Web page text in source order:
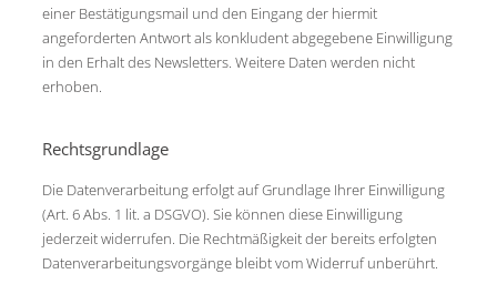
einer Bestätigungsmail und den Eingang der hiermit
angeforderten Antwort als konkludent abgegebene Einwilligung
in den Erhalt des Newsletters. Weitere Daten werden nicht
erhoben.
Rechtsgrundlage
Die Datenverarbeitung erfolgt auf Grundlage Ihrer Einwilligung
(Art. 6 Abs. 1 lit. a DSGVO). Sie können diese Einwilligung
jederzeit widerrufen. Die Rechtmäßigkeit der bereits erfolgten
Datenverarbeitungsvorgänge bleibt vom Widerruf unberührt.